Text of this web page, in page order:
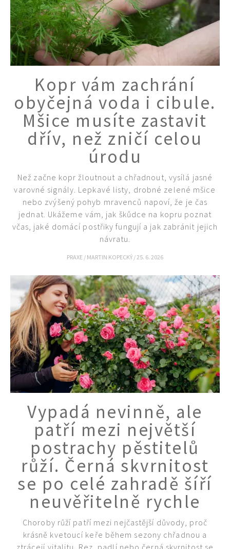
Kopr vám zachrání
obyčejná voda i cibule.
Mšice musíte zastavit
dřív, než zničí celou
úrodu
Než začne kopr žloutnout a chřadnout, vysílá jasné
varovné signály. Lepkavé listy, drobné zelené mšice
nebo zvýšený pohyb mravenců napoví, že je čas
jednat. Ukážeme vám, jak škůdce na kopru poznat
včas, jaké domácí postřiky fungují a jak zabránit jejich
návratu.
PRAXE / MARTIN KOPECKÝ / 25. 6. 2026
Vypadá nevinně, ale
patří mezi největší
postrachy pěstitelů
růží. Černá skvrnitost
se po celé zahradě šíří
neuvěřitelně rychle
Choroby růží patří mezi nejčastější důvody, proč
krásně kvetoucí keře během sezony chřadnou a
ztrácejí vitalitu. Rez, padlí nebo černá skvrnitost se